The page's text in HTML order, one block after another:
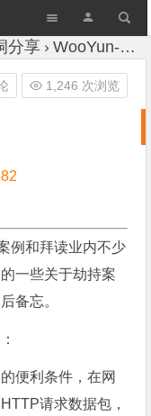
分享 WooYun-Drops
1,246 次浏览
例和拜读业内不少
一些关于劫持案
备忘。
便利条件，在网
请求数据包，